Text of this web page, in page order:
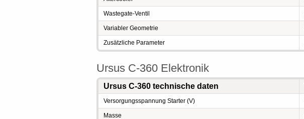
Wastegate-Ventil
Variabler Geometrie
Zusätzliche Parameter
Ursus C-360 Elektronik
Ursus C-360 technische daten
Versorgungsspannung Starter (V)
Masse